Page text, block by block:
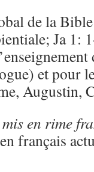
de la
Ja 1:
et pour
Augustin,
en rime
français